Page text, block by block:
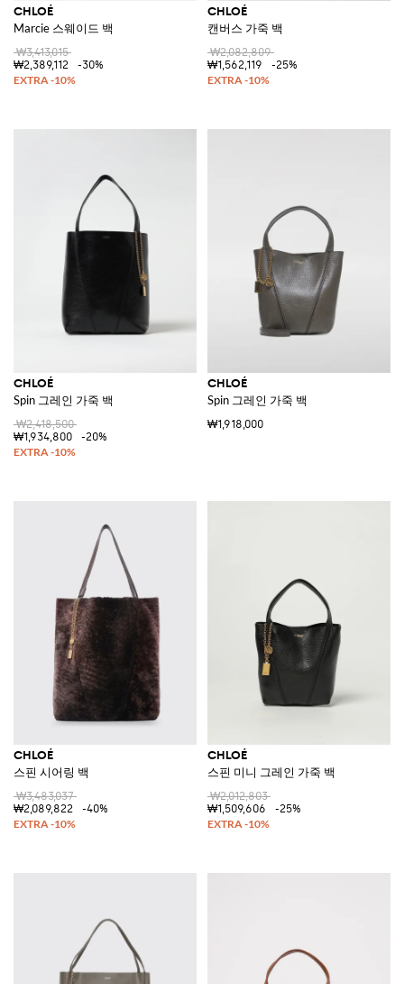
CHLOÉ
Marcie 스웨이드 백
₩3,413,015
₩2,389,112
-30%
CHLOÉ
캔버스 가죽 백
₩2,082,809
₩1,562,119
-25%
CHLOÉ
Spin 그레인 가죽 백
₩2,418,500
₩1,934,800
-20%
CHLOÉ
Spin 그레인 가죽 백
₩1,918,000
CHLOÉ
스핀 시어링 백
₩3,483,037
₩2,089,822
-40%
CHLOÉ
스핀 미니 그레인 가죽 백
₩2,012,803
₩1,509,606
-25%